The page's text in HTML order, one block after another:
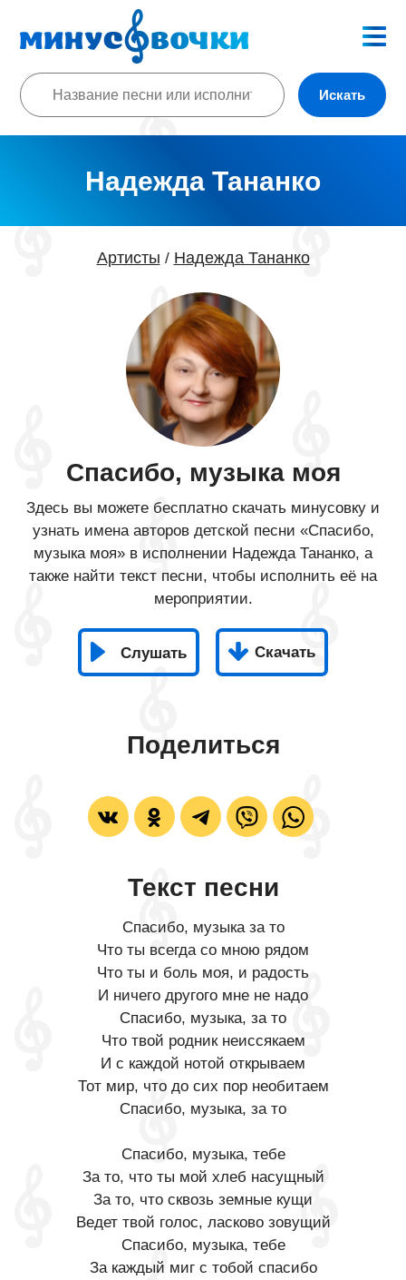
Искать
Надежда Тананко
Артисты / Надежда Тананко
Спасибо, музыка моя
Здесь вы можете бесплатно скачать минусовку и
узнать имена авторов детской песни «Спасибо,
музыка моя» в исполнении Надежда Тананко, а
также найти текст песни, чтобы исполнить её на
мероприятии.
Слушать Скачать
Поделиться
Текст песни
Спасибо, музыка за то
Что ты всегда со мною рядом
Что ты и боль моя, и радость
И ничего другого мне не надо
Спасибо, музыка, за то
Что твой родник неиссякаем
И с каждой нотой открываем
Тот мир, что до сих пор необитаем
Спасибо, музыка, за то
Спасибо, музыка, тебе
За то, что ты мой хлеб насущный
За то, что сквозь земные кущи
Ведет твой голос, ласково зовущий
Спасибо, музыка, тебе
За каждый миг с тобой спасибо